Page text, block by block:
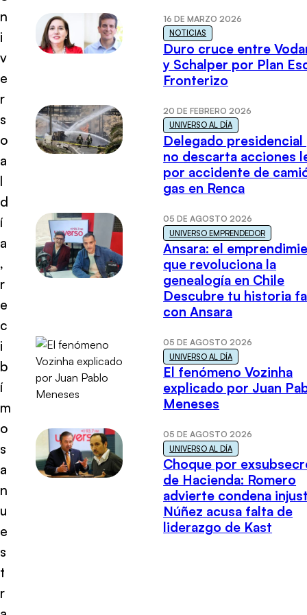
n
i
v
e
r
s
o
a
l
d
í
a
,
r
e
c
i
b
í
m
o
s
a
n
u
e
s
t
r
16 DE MARZO 2026
NOTICIAS
Duro cruce entre
y Schalper por Plan
Fronterizo
20 DE FEBRERO 2026
UNIVERSO AL DÍA
Delegado presidencial
no descarta acciones
por accidente de
gas en Renca
05 DE AGOSTO 2026
UNIVERSO EMPRENDEDOR
Ansara: el
que revoluciona la
genealogía en Chile
Descubre tu historia
con Ansara
05 DE AGOSTO 2026
UNIVERSO AL DÍA
El fenómeno Vozinha
explicado por Juan
Meneses
05 DE AGOSTO 2026
UNIVERSO AL DÍA
Choque por
de Hacienda: Romero
advierte condena
Núñez acusa falta de
liderazgo de Kast